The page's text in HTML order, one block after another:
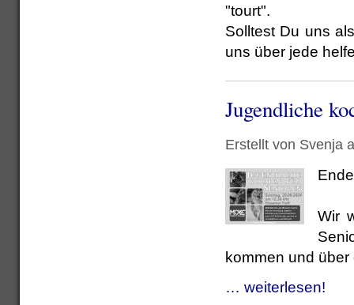
"tourt".
Solltest Du uns
uns über jede
Jugendliche
Erstellt von Svenja
Wir
kommen und
… weiterlesen!